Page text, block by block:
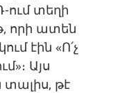
տեղի
որի ատեն
էին «Ո՛չ
Այս
տալիս, թէ